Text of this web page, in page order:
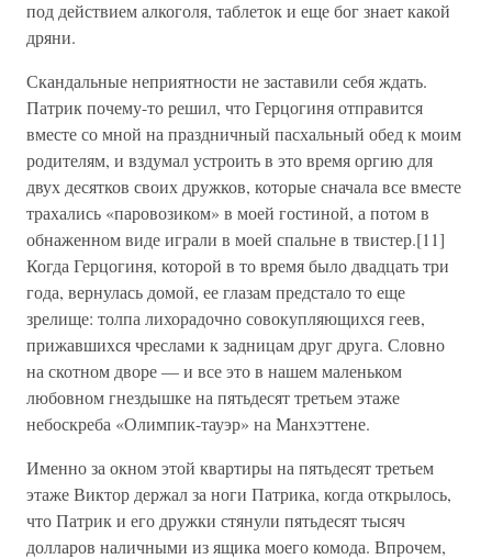
под действием алкоголя, таблеток и еще бог знает какой
дряни.
Скандальные неприятности не заставили себя ждать.
Патрик почему-то решил, что Герцогиня отправится
вместе со мной на праздничный пасхальный обед к моим
родителям, и вздумал устроить в это время оргию для
двух десятков своих дружков, которые сначала все вместе
трахались «паровозиком» в моей гостиной, а потом в
обнаженном виде играли в моей спальне в твистер.[11]
Когда Герцогиня, которой в то время было двадцать три
года, вернулась домой, ее глазам предстало то еще
зрелище: толпа лихорадочно совокупляющихся геев,
прижавшихся чреслами к задницам друг друга. Словно
на скотном дворе — и все это в нашем маленьком
любовном гнездышке на пятьдесят третьем этаже
небоскреба «Олимпик-тауэр» на Манхэттене.
Именно за окном этой квартиры на пятьдесят третьем
этаже Виктор держал за ноги Патрика, когда открылось,
что Патрик и его дружки стянули пятьдесят тысяч
долларов наличными из ящика моего комода. Впрочем,